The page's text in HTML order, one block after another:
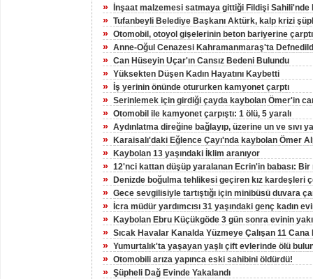
» İnşaat malzemesi satmaya gittiği Fildişi Sahili'nde
» Tufanbeyli Belediye Başkanı Aktürk, kalp krizi
» Otomobil, otoyol gişelerinin beton bariyerine
» Anne-Oğul Cenazesi Kahramanmaraş'ta
» Can Hüseyin Uçar'ın Cansız Bedeni Bulundu
» Yüksekten Düşen Kadın Hayatını Kaybetti
» İş yerinin önünde otururken kamyonet çarptı
» Serinlemek için girdiği çayda kaybolan Ömer'in
» Otomobil ile kamyonet çarpıştı: 1 ölü, 5 yaralı
» Aydınlatma direğine bağlayıp, üzerine un ve sıvı
» Karaisalı'daki Eğlence Çayı'nda kaybolan Ömer
» Kaybolan 13 yaşındaki İklim aranıyor
» 12'nci kattan düşüp yaralanan Ecrin'in babası: Bir
» Denizde boğulma tehlikesi geçiren kız kardeşleri
» Gece sevgilisiyle tartıştığı için minibüsü duvara
» İcra müdür yardımcısı 31 yaşındaki genç kadın
» Kaybolan Ebru Küçükgöde 3 gün sonra evinin
» Sıcak Havalar Kanalda Yüzmeye Çalışan 11 Cana
» Yumurtalık'ta yaşayan yaşlı çift evlerinde ölü
» Otomobili arıza yapınca eski sahibini öldürdü!
» Şüpheli Dağ Evinde Yakalandı